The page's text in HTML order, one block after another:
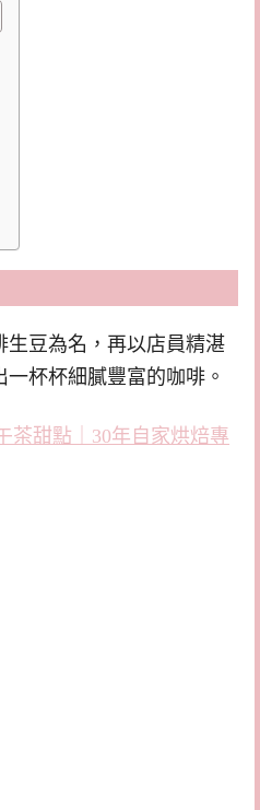
生豆為名，再以店員精湛
杯杯細膩豐富的咖啡。